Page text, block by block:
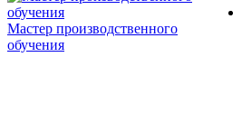
Мастер производственного
обучения